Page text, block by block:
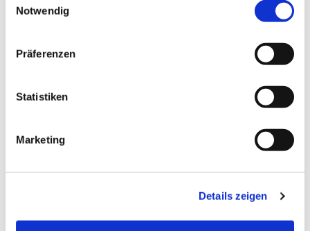
Notwendig
Präferenzen
Statistiken
Marketing
Details zeigen